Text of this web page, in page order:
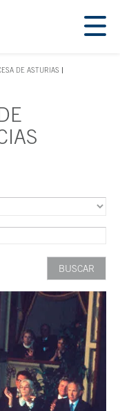
principal
DE ASTURIAS